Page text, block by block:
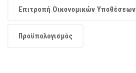
Επιτροπή Οικονομικών Υποθέσεων
Προϋπολογισμός